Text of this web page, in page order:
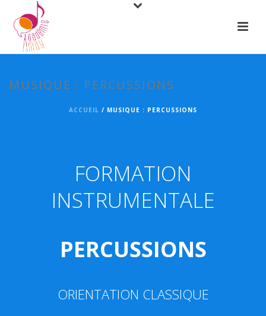
MUSIQUE : PERCUSSIONS
ACCUEIL / MUSIQUE : PERCUSSIONS
FORMATION
INSTRUMENTALE
PERCUSSIONS
ORIENTATION CLASSIQUE